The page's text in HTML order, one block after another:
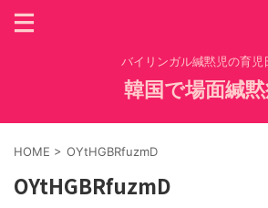
バイリンガル緘黙児の育児
韓国で場面緘
HOME > OYtHGBRfuzmD
OYtHGBRfuzmD